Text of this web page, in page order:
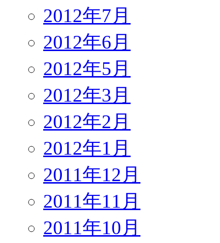
2012年7月
2012年6月
2012年5月
2012年3月
2012年2月
2012年1月
2011年12月
2011年11月
2011年10月